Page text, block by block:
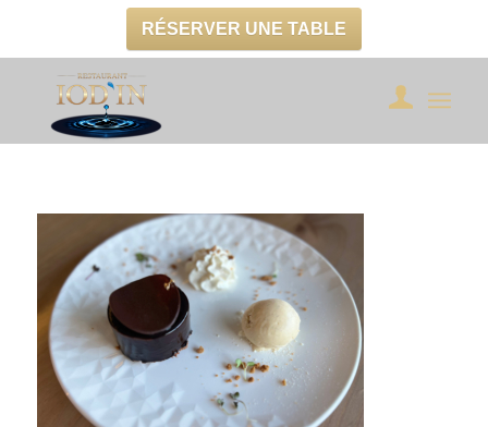
RÉSERVER UNE TABLE